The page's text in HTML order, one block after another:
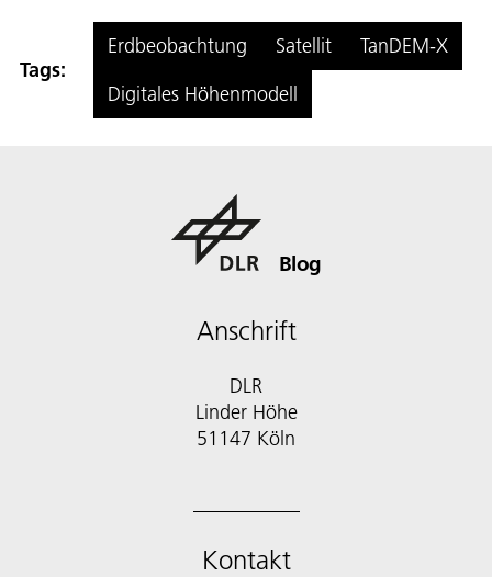
Tags:
Erdbeobachtung Satellit
TanDEM-X
Digitales Höhenmodell
Blog
Anschrift
DLR
Linder Höhe
51147 Köln
Kontakt